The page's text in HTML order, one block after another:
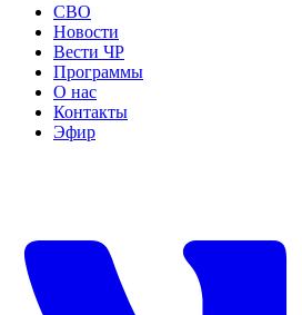
СВО
Новости
Вести ЧР
Программы
О нас
Контакты
Эфир